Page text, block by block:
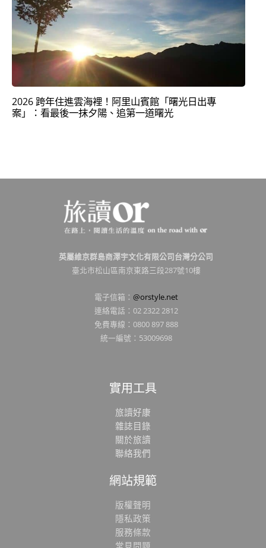
2026 跨年住進雲海裡！阿里山賓館「曙光日出專
案」：看最後一抹夕陽、追第一道曙光
英屬維京群島商澤宇文化有限公司台灣分公司
臺北市松山區南京東路三段287號10樓
電子信箱： @orstyle.net
連絡電話：02 2322 2812
免費專線：0800 897 888
統一編號：53009698
實用工具
旅讀好康
雜誌目錄
關於旅讀
聯絡我們
網站規範
版權聲明
隱私政策
服務條款
常見問題